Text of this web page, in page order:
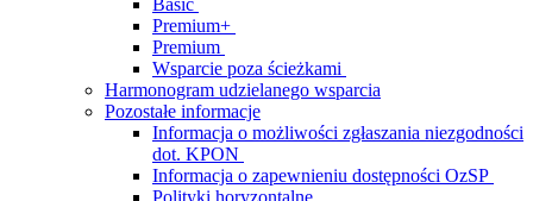
Basic
Premium+
Premium
Wsparcie poza ścieżkami
Harmonogram udzielanego wsparcia
Pozostałe informacje
Informacja o możliwości zgłaszania niezgodności
dot. KPON
Informacja o zapewnieniu dostępności OzSP
Polityki horyzontalne